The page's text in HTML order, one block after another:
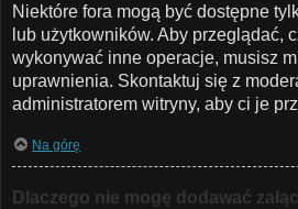
Niektóre fora mogą być dostępne
lub użytkowników. Aby przeglądać,
wykonywać inne operacje, musisz
uprawnienia. Skontaktuj się z
administratorem witryny, aby ci je
Na górę
Dlaczego nie mogę dodawać